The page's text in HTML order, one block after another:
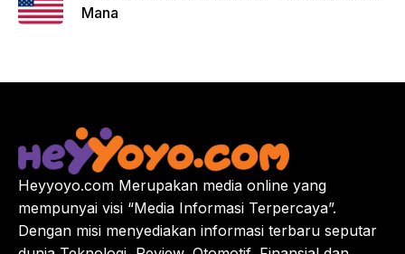
Mana
Heyyoyo.com Merupakan media online yang
mempunyai visi “Media Informasi Terpercaya”.
Dengan misi menyediakan informasi terbaru seputar